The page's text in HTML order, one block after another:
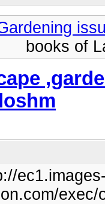
forum>
u )
http://